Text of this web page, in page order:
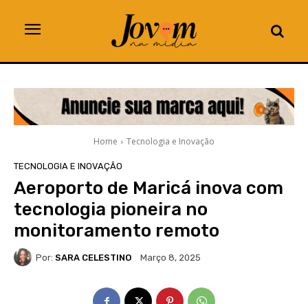
Home Tecnologia e Inovação
TECNOLOGIA E INOVAÇÃO
Aeroporto de Maricá inova com
tecnologia pioneira no
monitoramento remoto
Por: SARA CELESTINO Março 8, 2025